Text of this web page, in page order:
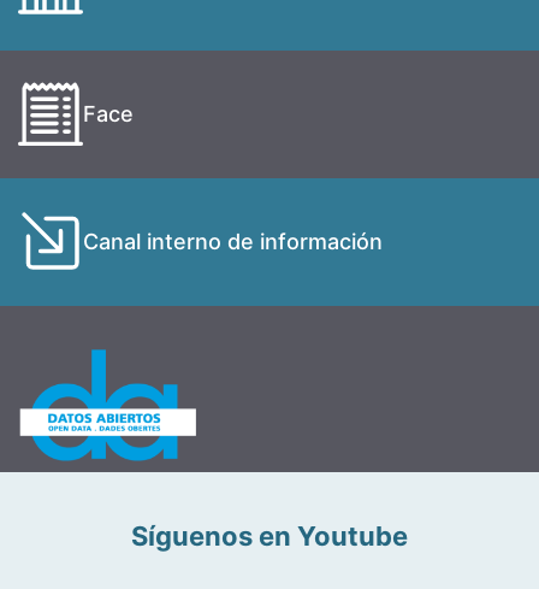
Face
Canal interno de información
Síguenos en Youtube